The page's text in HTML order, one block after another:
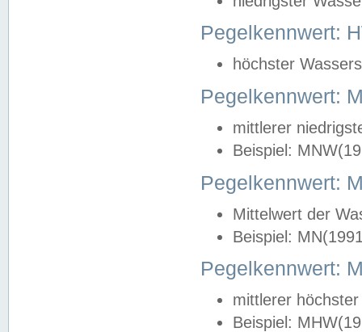
Pegelkennwert:
höchster
Pegelkennwert:
mittlerer
Beispiel:
Pegelkennwert:
Mittelwert der
Beispiel:
Pegelkennwert:
mittlerer
Beispiel: